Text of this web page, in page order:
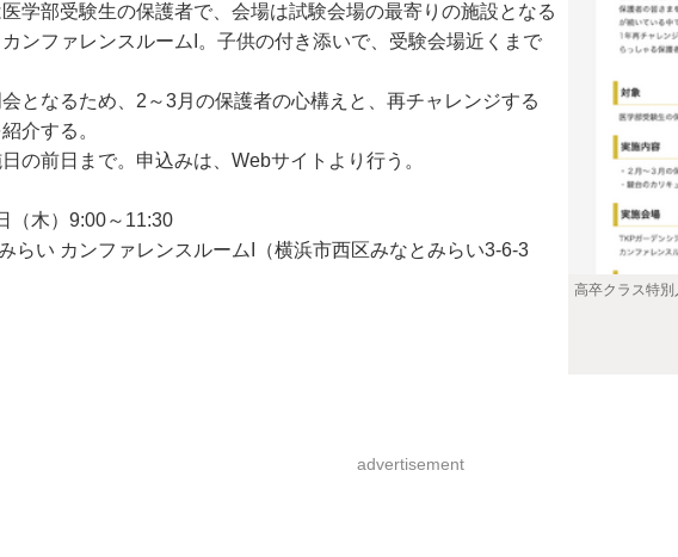
高卒クラス特
学部受験生の保護者で、会場は試験会場の最寄りの施設となる
ンファレンスルームI。子供の付き添いで、受験会場近くまで
となるため、2～3月の保護者の心構えと、再チャレンジする
介する。
前日まで。申込みは、Webサイトより行う。
（木）9:00～11:30
らい カンファレンスルームI（横浜市西区みなとみらい3-6-3
advertisement